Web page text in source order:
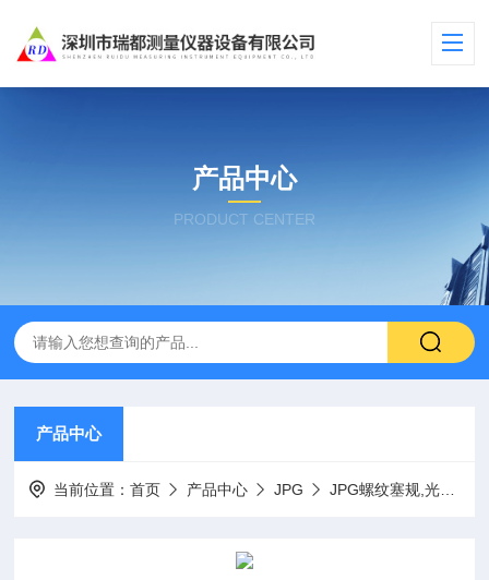
产品中心
PRODUCT CENTER
产品中心
当前位置：首页 产品中心 JPG JPG螺纹塞规,光面塞规